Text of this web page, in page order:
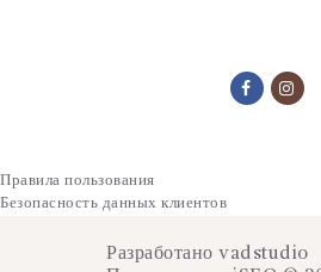
Правила пользования
Безопасность данных клиентов
Разработано vadstudio